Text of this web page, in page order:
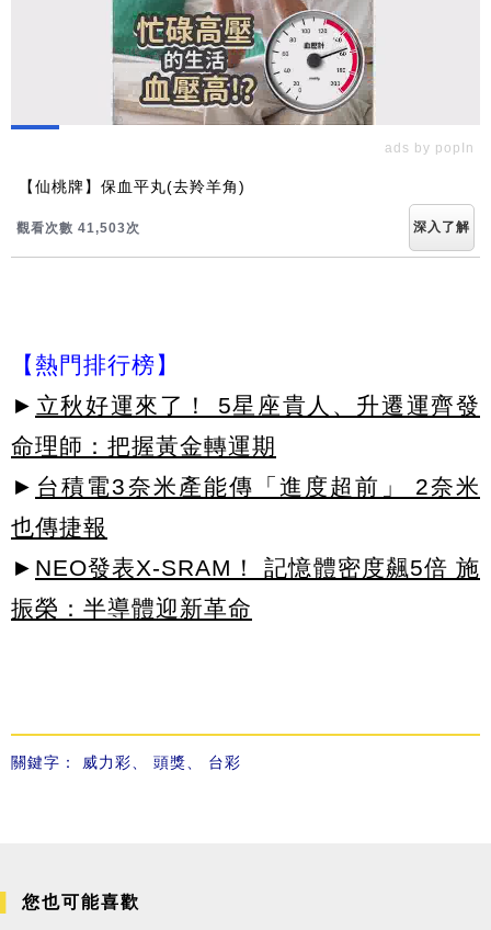
ads by popIn
【仙桃牌】保血平丸(去羚羊角)
觀看次數 41,512次 深入了解
【熱門排行榜】
► 立秋好運來了！ 5星座貴人、升遷運齊發
命理師：把握黃金轉運期
► 台積電3奈米產能傳「進度超前」 2奈米
也傳捷報
► NEO發表X-SRAM！ 記憶體密度飆5倍 施
振榮：半導體迎新革命
關鍵字： 威力彩 頭獎 台彩
您也可能喜歡